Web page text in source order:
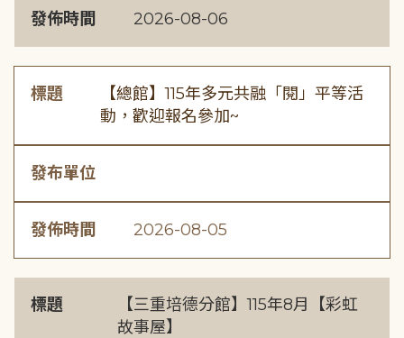
發佈時間 2026-08-06
標題
【總館】115年多元共融「閱」平等活
動，歡迎報名參加~
發布單位
發佈時間 2026-08-05
標題
【三重培德分館】115年8月【彩虹
故事屋】